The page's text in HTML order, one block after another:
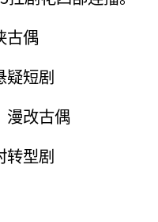
古偶
疑短剧
漫改古偶
转型剧